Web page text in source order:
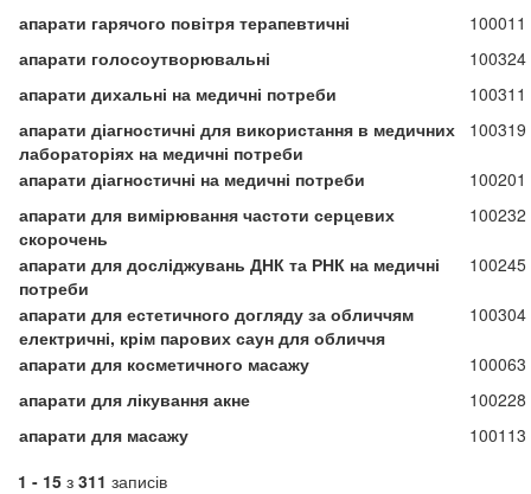
апарати гарячого повітря терапевтичні
100011
апарати голосоутворювальні
100324
апарати дихальні на медичні потреби
100311
апарати діагностичні для використання в медичних
лабораторіях на медичні потреби
100319
апарати діагностичні на медичні потреби
100201
апарати для вимірювання частоти серцевих
скорочень
100232
апарати для досліджувань ДНК та РНК на медичні
потреби
100245
апарати для естетичного догляду за обличчям
електричні, крім парових саун для обличчя
100304
апарати для косметичного масажу
100063
апарати для лікування акне
100228
апарати для масажу
100113
1 - 15 з 311 записів